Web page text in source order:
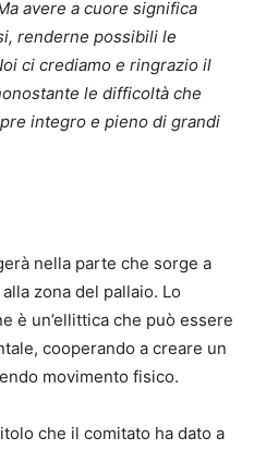
avere a cuore significa
renderne possibili le
ci crediamo e ringrazio il
le difficoltà che
integro e pieno di grandi
nella parte che sorge a
zona del pallaio. Lo
è un’ellittica che può essere
cooperando a creare un
movimento fisico.
che il comitato ha dato a